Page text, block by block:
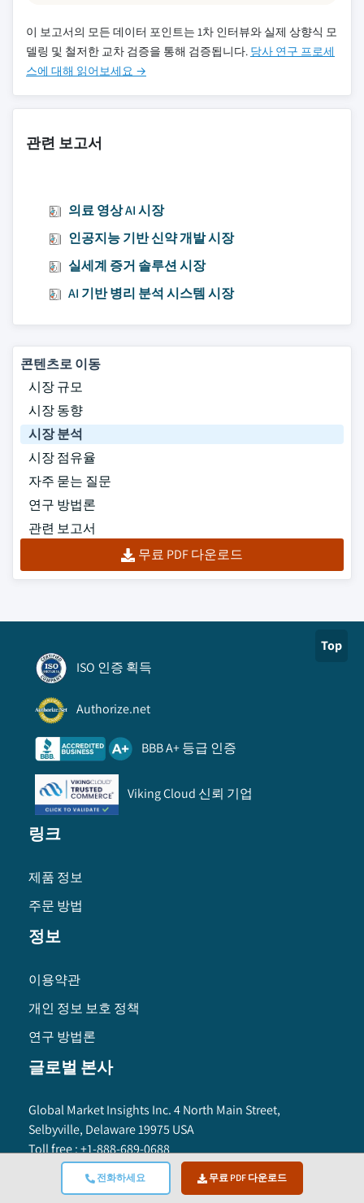
전화하세요 무료 PDF 다운로드
이 보고서의 모든 데이터 포인트는 1차 인터뷰와 실제 상향식 모
델링 및 철저한 교차 검증을 통해 검증됩니다. 당사 연구 프로세
스에 대해 읽어보세요 →
관련 보고서
의료 영상 AI 시장
인공지능 기반 신약 개발 시장
실세계 증거 솔루션 시장
AI 기반 병리 분석 시스템 시장
콘텐츠로 이동
시장 규모
시장 동향
시장 분석
시장 점유율
자주 묻는 질문
연구 방법론
관련 보고서
무료 PDF 다운로드
Top
ISO 인증 획득
Authorize.net
BBB A+ 등급 인증
Viking Cloud 신뢰 기업
링크
제품 정보
주문 방법
정보
이용약관
개인 정보 보호 정책
연구 방법론
글로벌 본사
Global Market Insights Inc. 4 North Main Street,
Selbyville, Delaware 19975 USA
Toll free :+1-888-689-0688
+1-302-846-7766
APAC :
+65-3129-7718